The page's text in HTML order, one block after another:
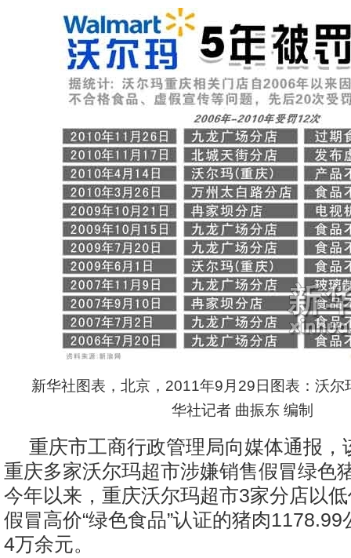
新华社图表，北京，2011年9月29日图表：沃尔
华社记者 曲振东 编制
重庆市工商行政管理局向媒体通报，
重庆多家沃尔玛超市涉嫌销售假冒绿色
今年以来，重庆沃尔玛超市3家分店以
假冒高价“绿色食品”认证的猪肉
4万余元。